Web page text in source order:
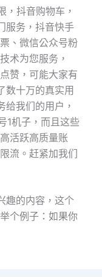
，抖音购物车，
服务，抖音快手
、微信公众号粉
术为您服务，
赞，可能大家有
数十万的真实用
我们的用户，
1机子，而且这些
活跃高质量账
流。赶紧加我们
趣的内容，这个
个例子：如果你